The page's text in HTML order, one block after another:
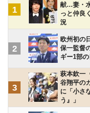
1
献…妻・
っと仲良
況
2
欧州初の
保一監督
ギー1部
3
萩本欽一
谷翔平の
に「小さ
う』」